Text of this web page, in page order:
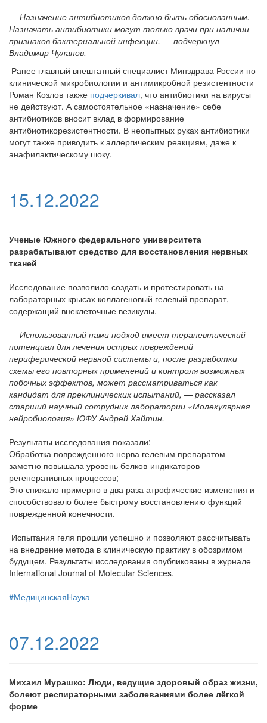
— Назначение антибиотиков должно быть обоснованным.
Назначать антибиотики могут только врачи при наличии
признаков бактериальной инфекции, — подчеркнул
Владимир Чуланов.
Ранее главный внештатный специалист Минздрава России по
клинической микробиологии и антимикробной резистентности
Роман Козлов также подчеркивал, что антибиотики на вирусы
не действуют. А самостоятельное «назначение» себе
антибиотиков вносит вклад в формирование
антибиотикорезистентности. В неопытных руках антибиотики
могут также приводить к аллергическим реакциям, даже к
анафилактическому шоку.
15.12.2022
Ученые Южного федерального университета
разрабатывают средство для восстановления нервных
тканей
Исследование позволило создать и протестировать на
лабораторных крысах коллагеновый гелевый препарат,
содержащий внеклеточные везикулы.
— Использованный нами подход имеет терапевтический
потенциал для лечения острых повреждений
периферической нервной системы и, после разработки
схемы его повторных применений и контроля возможных
побочных эффектов, может рассматриваться как
кандидат для преклинических испытаний, — рассказал
старший научный сотрудник лаборатории «Молекулярная
нейробиология» ЮФУ Андрей Хайтин.
Результаты исследования показали:
Обработка поврежденного нерва гелевым препаратом
заметно повышала уровень белков-индикаторов
регенеративных процессов;
Это снижало примерно в два раза атрофические изменения и
способствовало более быстрому восстановлению функций
поврежденной конечности.
Испытания геля прошли успешно и позволяют рассчитывать
на внедрение метода в клиническую практику в обозримом
будущем. Результаты исследования опубликованы в журнале
International Journal of Molecular Sciences.
#МедицинскаяНаука
07.12.2022
Михаил Мурашко: Люди, ведущие здоровый образ жизни,
болеют респираторными заболеваниями более лёгкой
форме